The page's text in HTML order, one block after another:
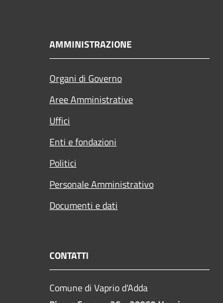
AMMINISTRAZIONE
Organi di Governo
Aree Amministrative
Uffici
Enti e fondazioni
Politici
Personale Amministrativo
Documenti e dati
CONTATTI
Comune di Vaprio d'Adda